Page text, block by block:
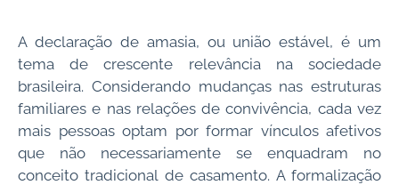
A declaração de amasia, ou união estável, é um
tema de crescente relevância na sociedade
brasileira. Considerando mudanças nas estruturas
familiares e nas relações de convivência, cada vez
mais pessoas optam por formar vínculos afetivos
que não necessariamente se enquadram no
conceito tradicional de casamento. A formalização